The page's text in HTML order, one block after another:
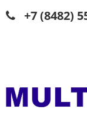
+7 (8482)